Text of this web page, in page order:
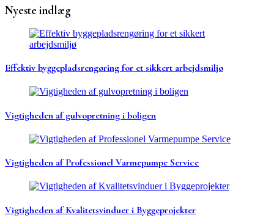
Nyeste indlæg
Effektiv byggepladsrengøring for et sikkert arbejdsmiljø
Vigtigheden af gulvopretning i boligen
Vigtigheden af Professionel Varmepumpe Service
Vigtigheden af Kvalitetsvinduer i Byggeprojekter